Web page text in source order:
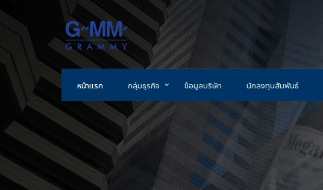
หน้าแรก กลุ่มธุรกิจ ข้อมูลบริษัท นักลงทุนสัมพันธ์